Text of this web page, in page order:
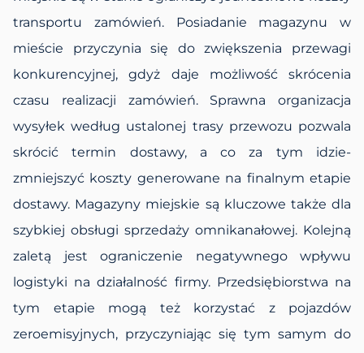
transportu zamówień. Posiadanie magazynu w
mieście przyczynia się do zwiększenia przewagi
konkurencyjnej, gdyż daje możliwość skrócenia
czasu realizacji zamówień. Sprawna organizacja
wysyłek według ustalonej trasy przewozu pozwala
skrócić termin dostawy, a co za tym idzie-
zmniejszyć koszty generowane na finalnym etapie
dostawy. Magazyny miejskie są kluczowe także dla
szybkiej obsługi sprzedaży omnikanałowej. Kolejną
zaletą jest ograniczenie negatywnego wpływu
logistyki na działalność firmy. Przedsiębiorstwa na
tym etapie mogą też korzystać z pojazdów
zeroemisyjnych, przyczyniając się tym samym do